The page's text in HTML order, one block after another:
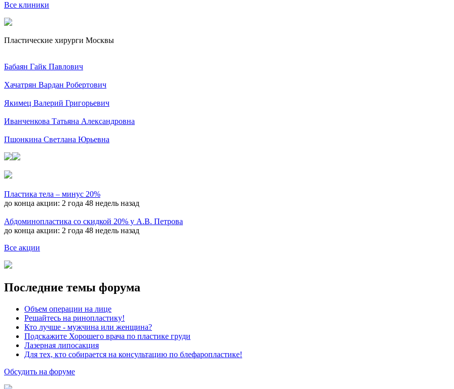
Все клиники
Пластические хирурги Москвы
Бабаян Гайк Павлович
Хачатрян Вардан Робертович
Якимец Валерий Григорьевич
Иванченкова Татьяна Александровна
Пшонкина Светлана Юрьевна
Пластика тела – минус 20%
до конца акции: 2 года 48 недель назад
Абдоминопластика со скидкой 20% у А.В. Петрова
до конца акции: 2 года 48 недель назад
Все акции
Последние темы форума
Объем операции на лице
Решайтесь на ринопластику!
Кто лучше - мужчина или женщина?
Подскажите Хорошего врача по пластике груди
Лазерная липосакция
Для тех, кто собирается на консультацию по блефаропластике!
Обсудить на форуме